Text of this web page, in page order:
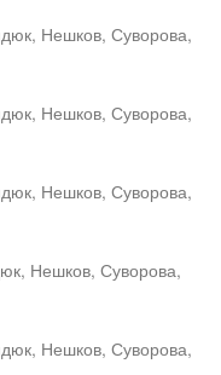
Нешков, Суворова,
Нешков, Суворова,
Нешков, Суворова,
Нешков, Суворова,
Нешков, Суворова,